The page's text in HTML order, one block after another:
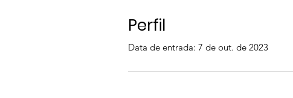
Perfil
Data de entrada: 7 de out. de 2023